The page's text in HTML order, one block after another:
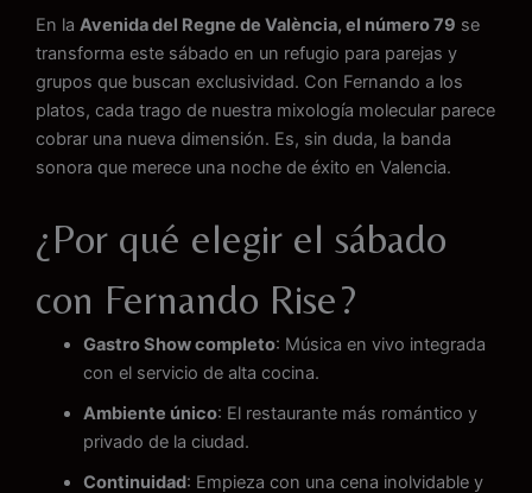
En la Avenida del Regne de València, el número 79 se
transforma este sábado en un refugio para parejas y
grupos que buscan exclusividad. Con Fernando a los
platos, cada trago de nuestra mixología molecular parece
cobrar una nueva dimensión. Es, sin duda, la banda
sonora que merece una noche de éxito en Valencia.
¿Por qué elegir el sábado
con Fernando Rise?
Gastro Show completo: Música en vivo integrada
con el servicio de alta cocina.
Ambiente único: El restaurante más romántico y
privado de la ciudad.
Continuidad: Empieza con una cena inolvidable y